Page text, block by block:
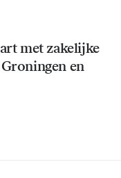
met zakelijke
en